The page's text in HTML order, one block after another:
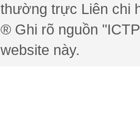
thường trực Liên chi
® Ghi rõ nguồn
website này.